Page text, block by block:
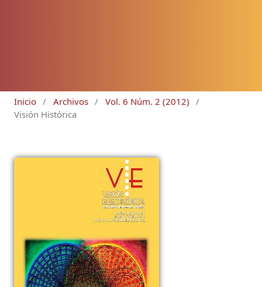
Inicio / Archivos / Vol. 6 Núm. 2 (2012)
/
Visión Histórica